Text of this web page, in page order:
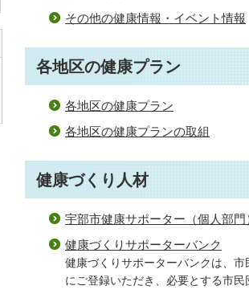
その他の健康情報・イベント情報
各地区の健康プラン
各地区の健康プラン
各地区の健康プランの取組
健康づくり人材
宇部市健康サポーター（個人部門
健康づくりサポーターバンク
健康づくりサポーターバンクは、
にご登録いただき、必要とする市